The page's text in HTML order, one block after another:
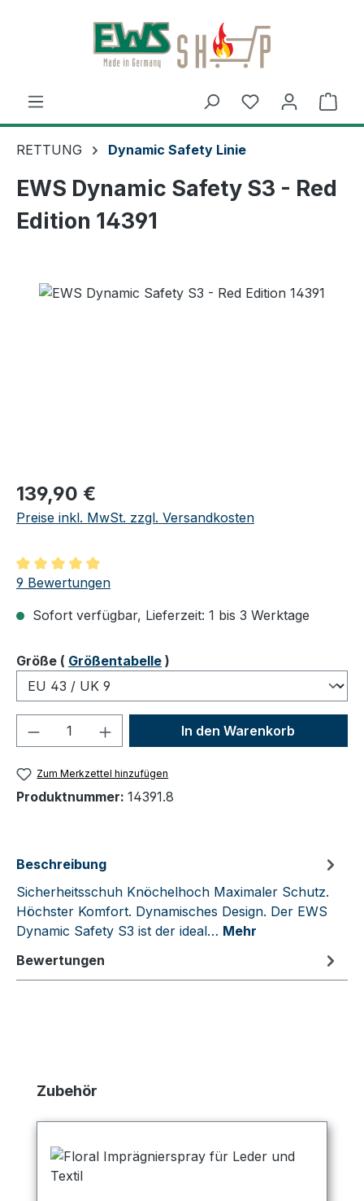
Zum Hauptinhalt springen
RETTUNG Dynamic Safety Linie
EWS Dynamic Safety S3 - Red
Edition 14391
Regulärer Preis:
139,90 €
Preise inkl. MwSt. zzgl. Versandkosten
Durchschnittliche Bewertung von 4.89 von 5 Sternen
9 Bewertungen
Sofort verfügbar, Lieferzeit: 1 bis 3 Werktage
Größeauswählen
( Größentabelle )
Produkt Anzahl: Gib denIn den Warenkorb
Zum Merkzettel hinzufügen
Produktnummer: 14391.8
Beschreibung
Sicherheitsschuh Knöchelhoch Maximaler Schutz.
Höchster Komfort. Dynamisches Design. Der EWS
Dynamic Safety S3 ist der ideal… Mehr
Bewertungen
Produktgalerie überspringen
Zubehör